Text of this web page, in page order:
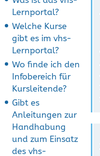
Lernportal?
Welche Kurse
gibt es im vhs-
Lernportal?
Wo finde ich den
Infobereich für
Kursleitende?
Gibt es
Anleitungen zur
Handhabung
und zum Einsatz
des vhs-